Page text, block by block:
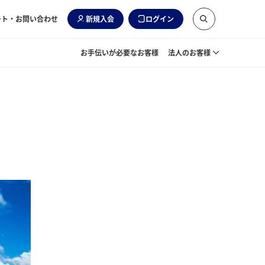
・お問い合わせ 新規入会 ログイン
お手伝いが必要なお客様 法人のお客様